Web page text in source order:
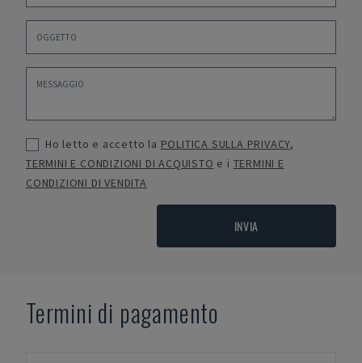
Ho letto e accetto la POLITICA SULLA PRIVACY,
TERMINI E CONDIZIONI DI ACQUISTO e i TERMINI E
CONDIZIONI DI VENDITA
INVIA
Termini di pagamento